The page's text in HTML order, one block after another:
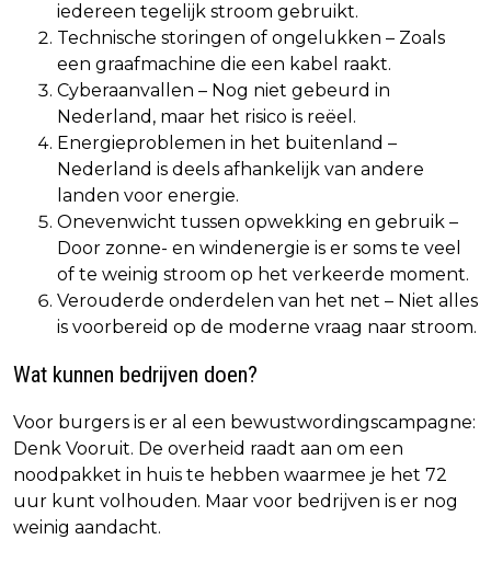
iedereen tegelijk stroom gebruikt.
Technische storingen of ongelukken – Zoals
een graafmachine die een kabel raakt.
Cyberaanvallen – Nog niet gebeurd in
Nederland, maar het risico is reëel.
Energieproblemen in het buitenland –
Nederland is deels afhankelijk van andere
landen voor energie.
Onevenwicht tussen opwekking en gebruik –
Door zonne- en windenergie is er soms te veel
of te weinig stroom op het verkeerde moment.
Verouderde onderdelen van het net – Niet alles
is voorbereid op de moderne vraag naar stroom.
Wat kunnen bedrijven doen?
Voor burgers is er al een bewustwordingscampagne:
Denk Vooruit. De overheid raadt aan om een
noodpakket in huis te hebben waarmee je het 72
uur kunt volhouden. Maar voor bedrijven is er nog
weinig aandacht.